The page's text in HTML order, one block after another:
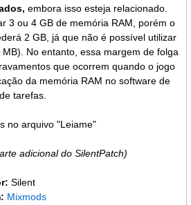
embora isso esteja relacionado.
3 ou 4 GB de memória RAM, porém o
2 GB, já que não é possível utilizar
No entanto, essa margem de folga
que ocorrem quando o jogo
da memória RAM no software de
tarefas.
no arquivo "Leiame"
adicional do SilentPatch)
Silent
Mixmods